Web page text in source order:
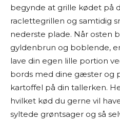
begynde at grille kødet på
raclettegrillen og samtidig
nederste plade. Når osten
gyldenbrun og boblende,
lave din egen lille portion
bords med dine gæster og
kartoffel på din tallerken.
hvilket kød du gerne vil
syltede grøntsager og så